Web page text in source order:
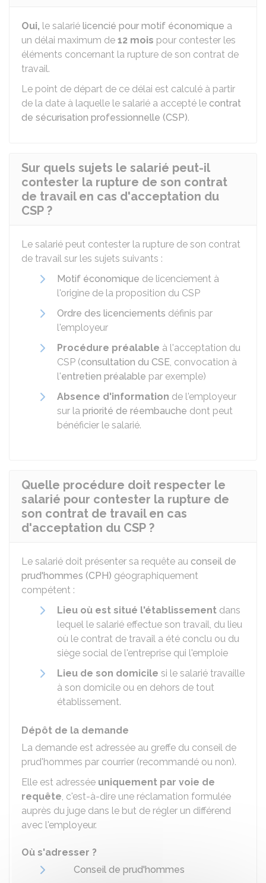
Oui, le salarié licencié pour motif économique a
un délai maximum de 12 mois pour contester les
éléments concernant la rupture de son contrat de
travail.
Le point de départ de ce délai est calculé à partir
de la date à laquelle le salarié a accepté le contrat
de sécurisation professionnelle (CSP).
Sur quels sujets le salarié peut-il
contester la rupture de son contrat
de travail en cas d'acceptation du
CSP ?
Le salarié peut contester la rupture de son contrat
de travail sur les sujets suivants :
Motif économique de licenciement à
l'origine de la proposition du CSP
Ordre des licenciements définis par
l'employeur
Procédure préalable à l'acceptation du
CSP (consultation du CSE, convocation à
l'entretien préalable par exemple)
Absence d'information de l'employeur
sur la priorité de réembauche dont peut
bénéficier le salarié.
Quelle procédure doit respecter le
salarié pour contester la rupture de
son contrat de travail en cas
d'acceptation du CSP ?
Le salarié doit présenter sa requête au conseil de
prud'hommes (CPH) géographiquement
compétent :
Lieu où est situé l'établissement dans
lequel le salarié effectue son travail, du lieu
où le contrat de travail a été conclu ou du
siège social de l'entreprise qui l'emploie
Lieu de son domicile si le salarié travaille
à son domicile ou en dehors de tout
établissement.
Dépôt de la demande
La demande est adressée au greffe du conseil de
prud'hommes par courrier (recommandé ou non).
Elle est adressée uniquement par voie de
requête, c'est-à-dire une réclamation formulée
auprès du juge dans le but de régler un différend
avec l'employeur.
Où s'adresser ?
Conseil de prud'hommes